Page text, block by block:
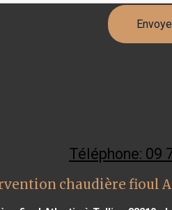
Téléphone: 09
chaudière fioul